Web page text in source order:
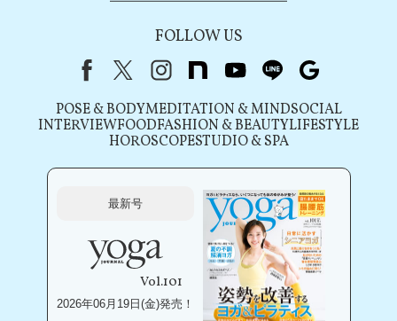
FOLLOW US
FacebookX（旧Twitter）
instagram
note youtubeline
POSE & BODYMEDITATION & MINDSOCIAL
INTERVIEWFOODFASHION & BEAUTYLIFESTYLE
HOROSCOPESTUDIO & SPA
最新号
Vol.101
2026年06月19日(金)発売！